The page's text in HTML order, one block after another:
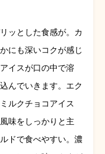
ッとした食感が。カ
にも深いコクが感じ
イスが口の中で溶
んでいきます。エク
ルクチョコアイス
味をしっかりと主
ドで食べやすい。濃